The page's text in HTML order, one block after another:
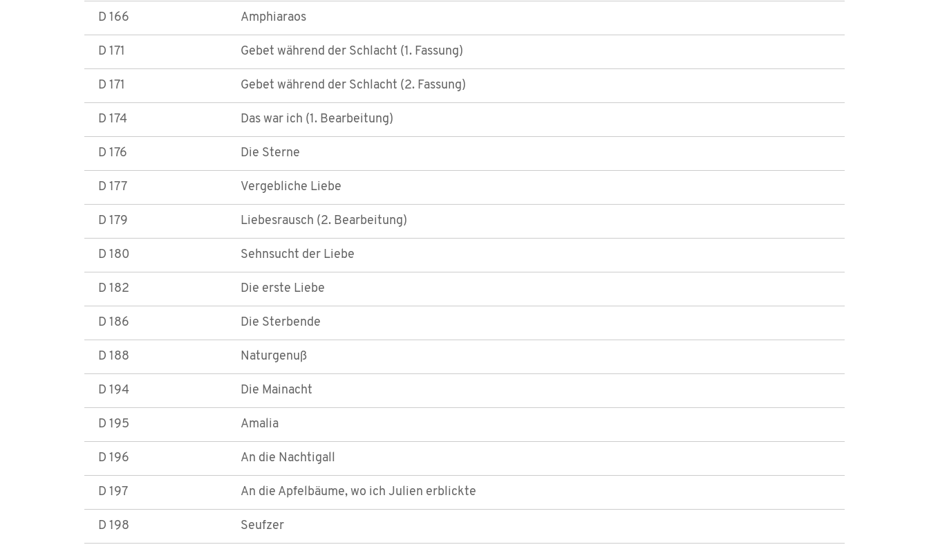
D 166 Amphiaraos
D 171 Gebet während der Schlacht (1. Fassung)
D 171 Gebet während der Schlacht (2. Fassung)
D 174 Das war ich (1. Bearbeitung)
D 176 Die Sterne
D 177 Vergebliche Liebe
D 179 Liebesrausch (2. Bearbeitung)
D 180 Sehnsucht der Liebe
D 182 Die erste Liebe
D 186 Die Sterbende
D 188 Naturgenuß
D 194 Die Mainacht
D 195 Amalia
D 196 An die Nachtigall
D 197 An die Apfelbäume, wo ich Julien erblickte
D 198 Seufzer